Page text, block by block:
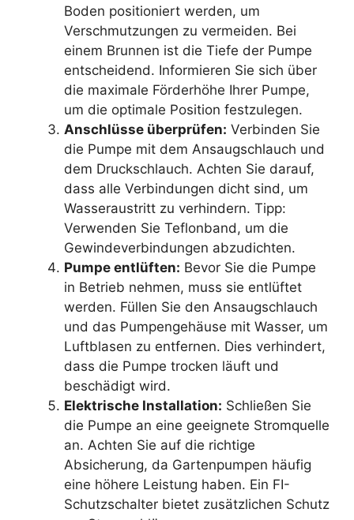
Boden positioniert werden, um
Verschmutzungen zu vermeiden. Bei
einem Brunnen ist die Tiefe der Pumpe
entscheidend. Informieren Sie sich über
die maximale Förderhöhe Ihrer Pumpe,
um die optimale Position festzulegen.
Anschlüsse überprüfen: Verbinden Sie
die Pumpe mit dem Ansaugschlauch und
dem Druckschlauch. Achten Sie darauf,
dass alle Verbindungen dicht sind, um
Wasseraustritt zu verhindern. Tipp:
Verwenden Sie Teflonband, um die
Gewindeverbindungen abzudichten.
Pumpe entlüften: Bevor Sie die Pumpe
in Betrieb nehmen, muss sie entlüftet
werden. Füllen Sie den Ansaugschlauch
und das Pumpengehäuse mit Wasser, um
Luftblasen zu entfernen. Dies verhindert,
dass die Pumpe trocken läuft und
beschädigt wird.
Elektrische Installation: Schließen Sie
die Pumpe an eine geeignete Stromquelle
an. Achten Sie auf die richtige
Absicherung, da Gartenpumpen häufig
eine höhere Leistung haben. Ein FI-
Schutzschalter bietet zusätzlichen Schutz